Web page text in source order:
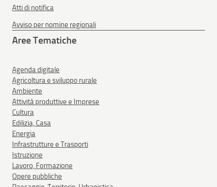
Atti di notifica
Avviso per nomine regionali
Aree Tematiche
Agenda digitale
Agricoltura e sviluppo rurale
Ambiente
Attività produttive e Imprese
Cultura
Edilizia, Casa
Energia
Infrastrutture e Trasporti
Istruzione
Lavoro, Formazione
Opere pubbliche